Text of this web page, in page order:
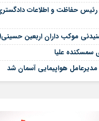
حفاظت و اطلاعات
موکب داران اربعین
سمسکنده علیا
مدیرعامل هواپیمایی آسمان شد